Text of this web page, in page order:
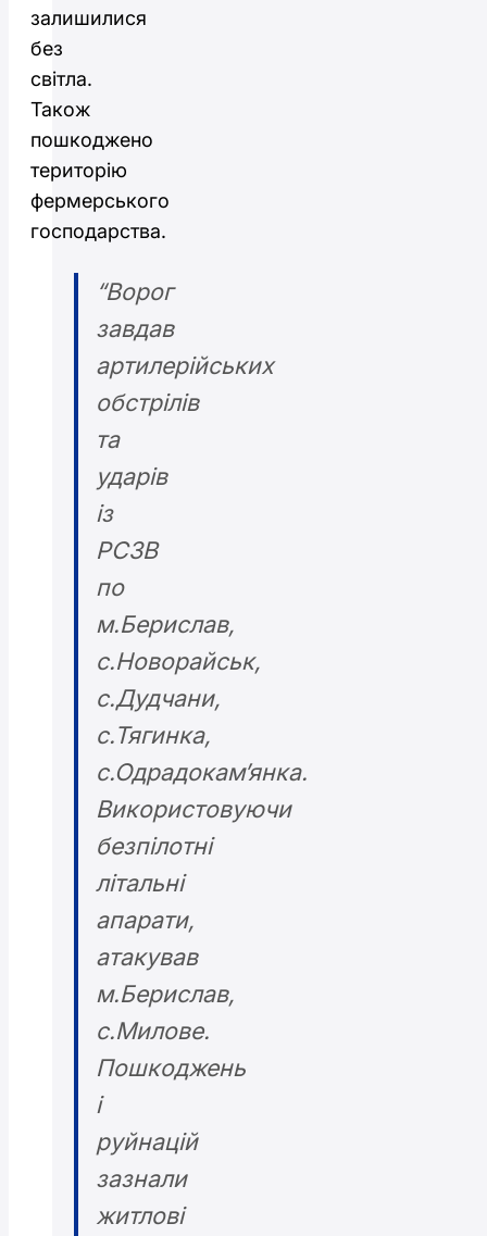
залишилися
без
світла.
Також
пошкоджено
територію
фермерського
господарства.
“Ворог
завдав
артилерійських
обстрілів
та
ударів
із
РСЗВ
по
м.Берислав,
с.Новорайськ,
с.Дудчани,
с.Тягинка,
с.Одрадокам’янка.
Використовуючи
безпілотні
літальні
апарати,
атакував
м.Берислав,
с.Милове.
Пошкоджень
і
руйнацій
зазнали
житлові